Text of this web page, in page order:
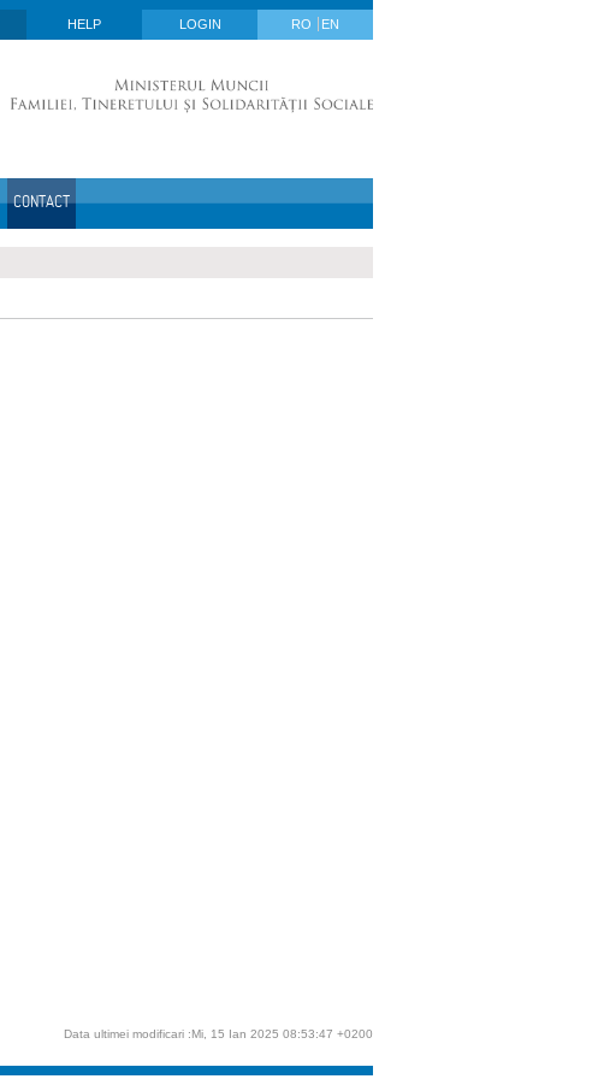
HELP LOGIN RO EN
CONTACT
Data ultimei modificari :Mi, 15 Ian 2025 08:53:47 +0200